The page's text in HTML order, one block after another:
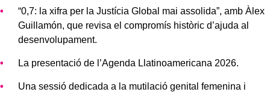
“0,7: la xifra per la Justícia Global mai assolida”, amb Àlex
Guillamón, que revisa el compromís històric d’ajuda al
desenvolupament.
La presentació de l’Agenda Llatinoamericana 2026.
Una sessió dedicada a la mutilació genital femenina i